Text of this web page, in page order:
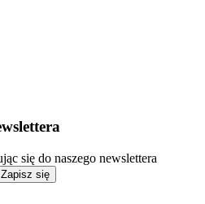
się do naszego newslettera
Zapisz się